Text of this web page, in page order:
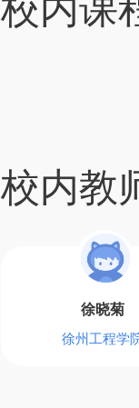
校内课
校内教
徐晓菊
徐州工程学